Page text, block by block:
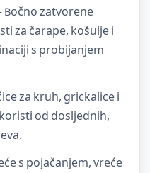
Bočno zatvorene
za čarape, košulje i
s probijanjem
za kruh, grickalice i
od dosljednih,
s pojačanjem, vreće